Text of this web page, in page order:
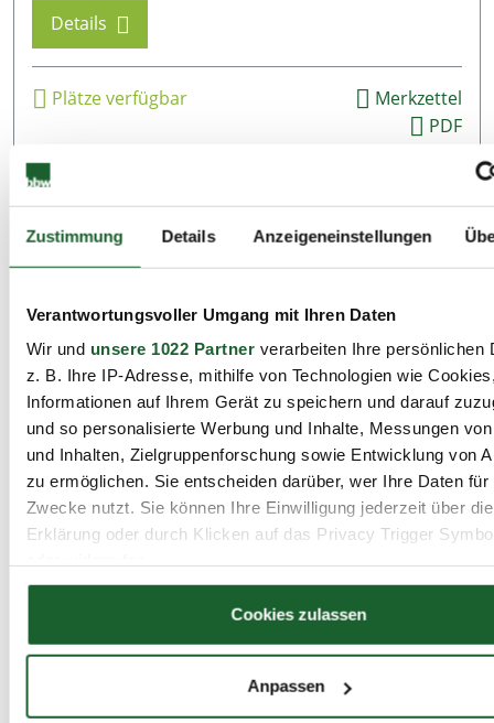
Zustimmung Details Anzeigeneinstellungen
Verantwortungsvoller Umgang mit Ihren Daten
Wir und unsere 1022 Partnerverarbeiten Ihre persönlichen
z. B. Ihre IP-Adresse, mithilfe von Technologien wie
Informationen auf Ihrem Gerät zu speichern und darauf
und so personalisierte Werbung und Inhalte, Messungen
und Inhalten, Zielgruppenforschung sowie Entwicklung von
zu ermöglichen. Sie entscheiden darüber, wer Ihre Daten für
Zwecke nutzt. Sie können Ihre Einwilligung jederzeit über
Erklärung oder durch Klicken auf das Privacy Trigger
Wenn Sie es erlauben, würden wir auch gerne:
Informationen über Ihre geografische Lage erfassen,
Ihr Gerät durch aktives Scannen nach bestimmten
Cookies zulassen
Anpassen
Details
Plätze verfügbar
Merkzettel
PDF
Rehabilitationspädagogische
Zusatzqualifikation (ReZA)
Gern beraten wir Sie persönlich, telefonisch und
per E-Mail!
Charlottenburg, Haus der Wirtschaft
23.09.2026 - 30.06.2027
320 Stunden (10 Monate)
Details
PDF
Weiterbildung